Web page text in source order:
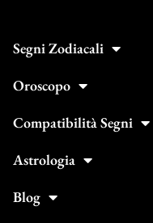
Segni Zodiacali
Oroscopo
Compatibilità Segni
Astrologia
Blog